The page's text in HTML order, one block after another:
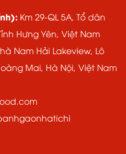
Km 29-QL 5A, Tổ dân
Hưng Yên, Việt Nam
Nam Hải Lakeview, Lô
Mai, Hà Nội, Việt Nam